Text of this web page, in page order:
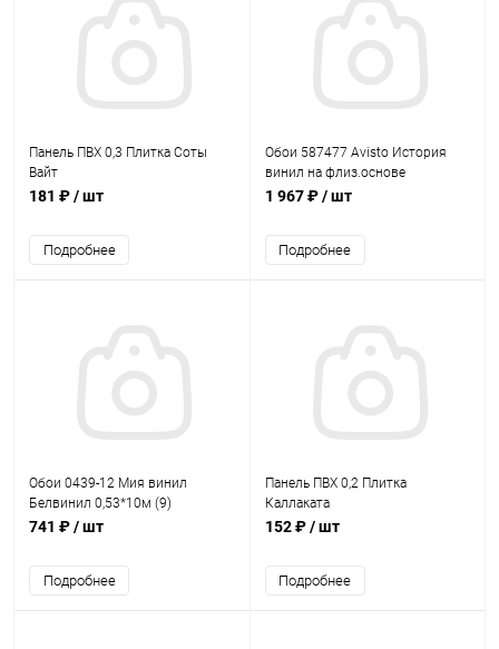
Панель ПВХ 0,3 Плитка Соты
Вайт
181 ₽/ шт
Подробнее
Обои 587477 Avisto История
винил на флиз.основе
1,06*10,05 (6)
1 967 ₽/ шт
Подробнее
Обои 0439-12 Мия винил
Белвинил 0,53*10м (9)
741 ₽/ шт
Подробнее
Панель ПВХ 0,2 Плитка
Каллаката
152 ₽/ шт
Подробнее